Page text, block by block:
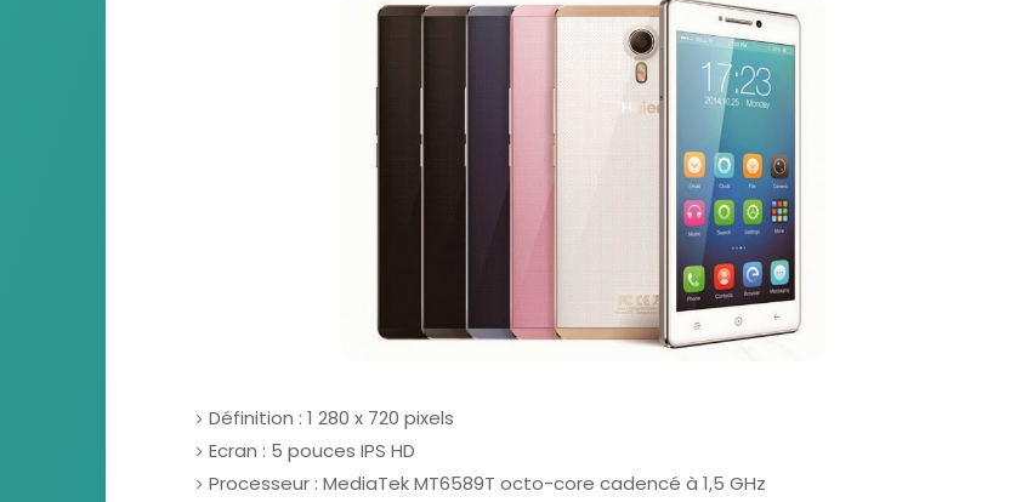
Définition : 1 280 x 720 pixels
Ecran : 5 pouces IPS HD
Processeur : MediaTek MT6589T octo-core cadencé à 1,5 GHz